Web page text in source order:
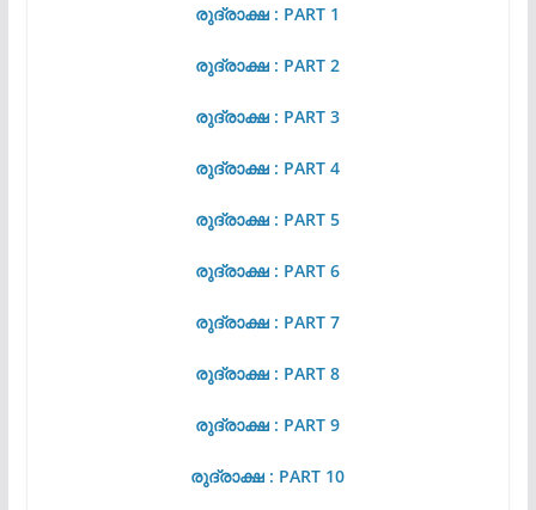
രുദ്രാക്ഷ : PART 1
രുദ്രാക്ഷ : PART 2
രുദ്രാക്ഷ : PART 3
രുദ്രാക്ഷ : PART 4
രുദ്രാക്ഷ : PART 5
രുദ്രാക്ഷ : PART 6
രുദ്രാക്ഷ : PART 7
രുദ്രാക്ഷ : PART 8
രുദ്രാക്ഷ : PART 9
രുദ്രാക്ഷ : PART 10